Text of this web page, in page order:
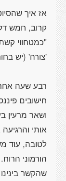
אז איך
קרוב, חמש
"כמטחווי
רבע שעה
חישובים
ושאר מרעין
אותי
לטובה, עוד
הורמוני
שהקשר